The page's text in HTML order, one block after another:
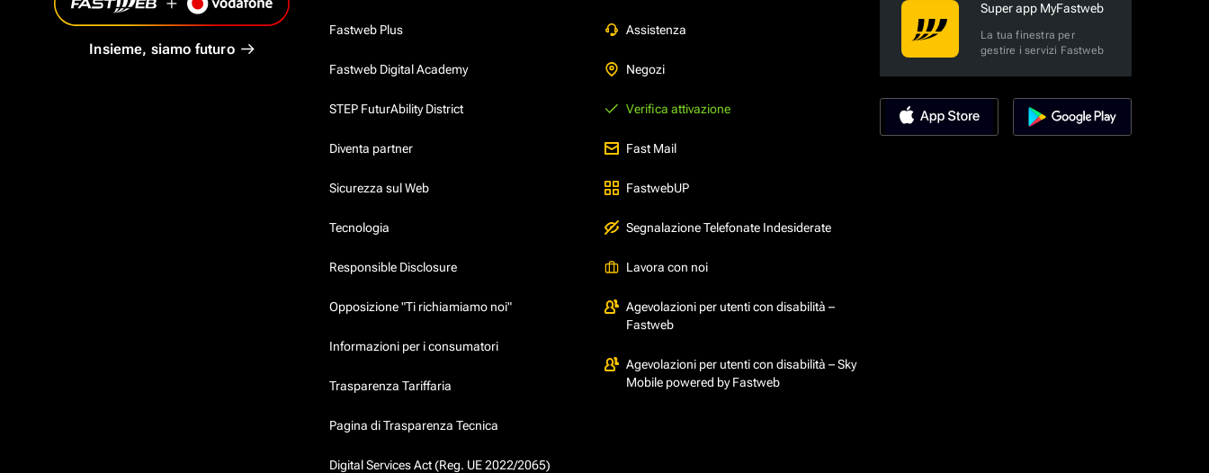
Insieme, siamo futuro
Fastweb Plus
Fastweb Digital Academy
STEP FuturAbility District
Diventa partner
Sicurezza sul Web
Tecnologia
Responsible Disclosure
Opposizione "Ti richiamiamo noi"
Informazioni per i consumatori
Trasparenza Tariffaria
Pagina di Trasparenza Tecnica
Digital Services Act (Reg. UE 2022/2065)
Assistenza
Negozi
Verifica attivazione
Fast Mail
FastwebUP
Segnalazione Telefonate Indesiderate
Lavora con noi
Agevolazioni per utenti con disabilità –
Fastweb
Agevolazioni per utenti con disabilità – Sky
Mobile powered by Fastweb
Super app MyFastweb
La tua finestra per
gestire i servizi Fastweb